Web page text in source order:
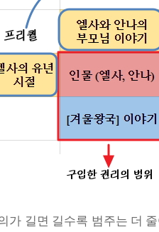
가 길면 길수록 범주는 더